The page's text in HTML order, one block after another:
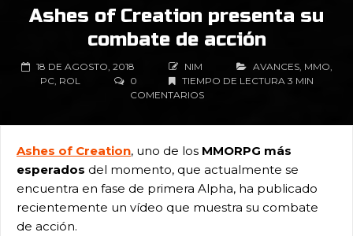
Ashes of Creation presenta su
combate de acción
18 DE AGOSTO, 2018 NIM AVANCES, MMO,
PC, ROL TIEMPO DE LECTURA 3 MIN
0
COMENTARIOS
Ashes of Creation, uno de los MMORPG más
esperados del momento, que actualmente se
encuentra en fase de primera Alpha, ha publicado
recientemente un vídeo que muestra su combate
de acción.